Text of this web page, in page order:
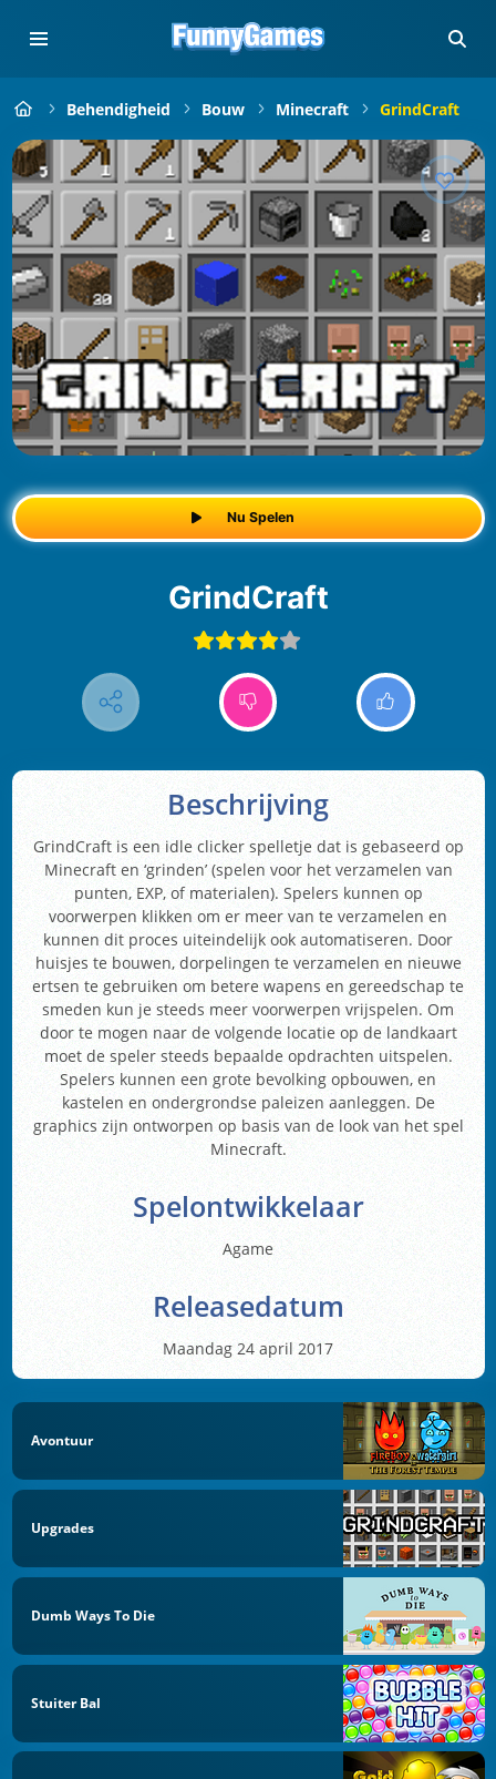
Behendigheid Bouw Minecraft GrindCraft
Nu Spelen
GrindCraft
Beschrijving
GrindCraft is een idle clicker spelletje dat is gebaseerd op
Minecraft en ‘grinden’ (spelen voor het verzamelen van
punten, EXP, of materialen). Spelers kunnen op
voorwerpen klikken om er meer van te verzamelen en
kunnen dit proces uiteindelijk ook automatiseren. Door
huisjes te bouwen, dorpelingen te verzamelen en nieuwe
ertsen te gebruiken om betere wapens en gereedschap te
smeden kun je steeds meer voorwerpen vrijspelen. Om
door te mogen naar de volgende locatie op de landkaart
moet de speler steeds bepaalde opdrachten uitspelen.
Spelers kunnen een grote bevolking opbouwen, en
kastelen en ondergrondse paleizen aanleggen. De
graphics zijn ontworpen op basis van de look van het spel
Minecraft.
Spelontwikkelaar
Agame
Releasedatum
Maandag 24 april 2017
Avontuur
Upgrades
Dumb Ways To Die
Stuiter Bal